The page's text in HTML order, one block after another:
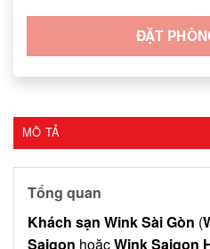
ĐẶT
MÔ TẢ
Tổng quan
Khách sạn Wink Sài Gòn (
Saigon hoặcWink Saigon